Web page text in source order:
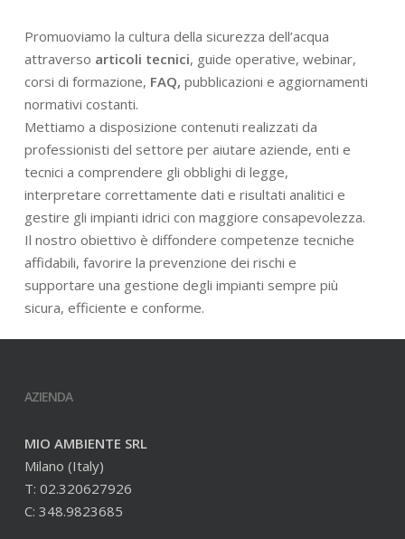
Promuoviamo la cultura della sicurezza dell’acqua
attraverso articoli tecnici, guide operative, webinar,
corsi di formazione, FAQ, pubblicazioni e aggiornamenti
normativi costanti.
Mettiamo a disposizione contenuti realizzati da
professionisti del settore per aiutare aziende, enti e
tecnici a comprendere gli obblighi di legge,
interpretare correttamente dati e risultati analitici e
gestire gli impianti idrici con maggiore consapevolezza.
Il nostro obiettivo è diffondere competenze tecniche
affidabili, favorire la prevenzione dei rischi e
supportare una gestione degli impianti sempre più
sicura, efficiente e conforme.
AZIENDA
MIO AMBIENTE SRL
Milano (Italy)
T: 02.320627926
C: 348.9823685